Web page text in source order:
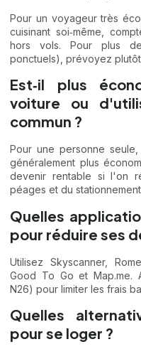
Pour un voyageur très
cuisinant soi‑même,
hors vols. Pour plus
ponctuels), prévoyez
Est‑il plus
voiture ou
commun ?
Pour une personne
généralement plus
devenir rentable si l'on
péages et du
Quelles
pour réduire ses
Utilisez Skyscanner,
Good To Go et Map.me.
N26) pour limiter les frais
Quelles
pour se loger ?